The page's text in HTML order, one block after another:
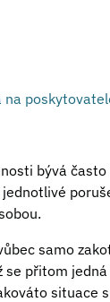
na
bývá
samo
přitom
situace